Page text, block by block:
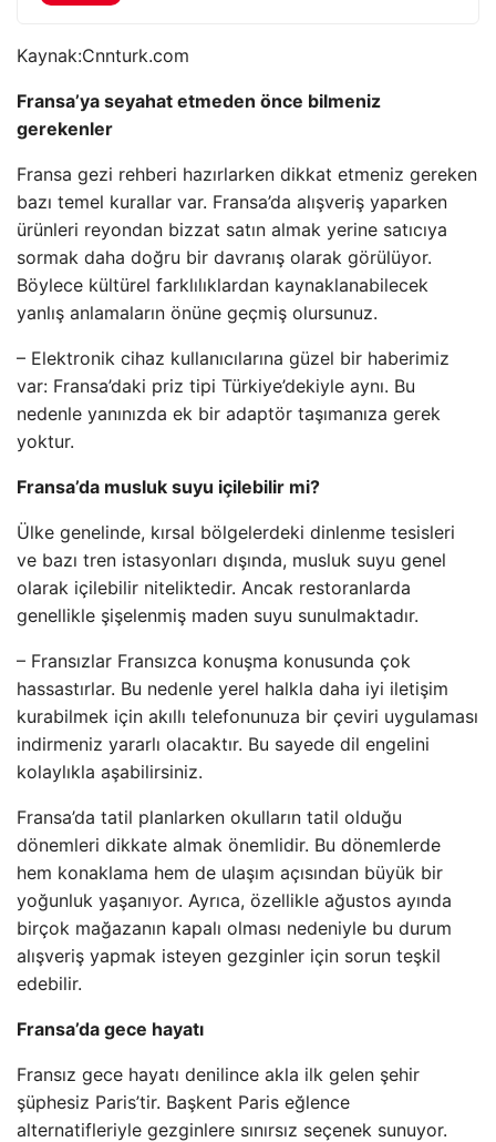
Kaynak:Cnnturk.com
Fransa’ya seyahat etmeden önce bilmeniz
gerekenler
Fransa gezi rehberi hazırlarken dikkat etmeniz gereken
bazı temel kurallar var. Fransa’da alışveriş yaparken
ürünleri reyondan bizzat satın almak yerine satıcıya
sormak daha doğru bir davranış olarak görülüyor.
Böylece kültürel farklılıklardan kaynaklanabilecek
yanlış anlamaların önüne geçmiş olursunuz.
– Elektronik cihaz kullanıcılarına güzel bir haberimiz
var: Fransa’daki priz tipi Türkiye’dekiyle aynı. Bu
nedenle yanınızda ek bir adaptör taşımanıza gerek
yoktur.
Fransa’da musluk suyu içilebilir mi?
Ülke genelinde, kırsal bölgelerdeki dinlenme tesisleri
ve bazı tren istasyonları dışında, musluk suyu genel
olarak içilebilir niteliktedir. Ancak restoranlarda
genellikle şişelenmiş maden suyu sunulmaktadır.
– Fransızlar Fransızca konuşma konusunda çok
hassastırlar. Bu nedenle yerel halkla daha iyi iletişim
kurabilmek için akıllı telefonunuza bir çeviri uygulaması
indirmeniz yararlı olacaktır. Bu sayede dil engelini
kolaylıkla aşabilirsiniz.
Fransa’da tatil planlarken okulların tatil olduğu
dönemleri dikkate almak önemlidir. Bu dönemlerde
hem konaklama hem de ulaşım açısından büyük bir
yoğunluk yaşanıyor. Ayrıca, özellikle ağustos ayında
birçok mağazanın kapalı olması nedeniyle bu durum
alışveriş yapmak isteyen gezginler için sorun teşkil
edebilir.
Fransa’da gece hayatı
Fransız gece hayatı denilince akla ilk gelen şehir
şüphesiz Paris’tir. Başkent Paris eğlence
alternatifleriyle gezginlere sınırsız seçenek sunuyor.